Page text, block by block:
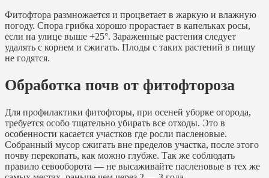
Фитофтора размножается и процветает в жаркую и влажную
погоду. Спора грибка хорошо прорастает в капельках росы,
если на улице выше +25°. Зараженные растения следует
удалять с корнем и сжигать. Плоды с таких растений в пищу
не годятся.
Обработка почв от фитофтороза
Для профилактики фитофторы, при осеней уборке огорода,
требуется особо тщательно убирать все отходы. Это в
особенности касается участков где росли пасленовые.
Собранный мусор сжигать вне пределов участка, после этого
почву перекопать, как можно глубже. Так же соблюдать
правило севооборота — не высаживайте пасленовые в тех же